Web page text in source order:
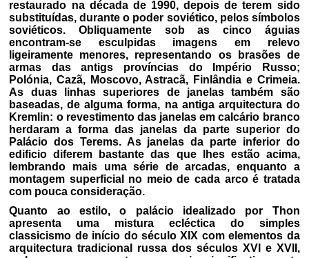
restaurado na década de 1990, depois de terem sido
substituídas, durante o poder soviético, pelos símbolos
soviéticos. Obliquamente sob as cinco águias
encontram-se esculpidas imagens em relevo
ligeiramente menores, representando os brasões de
armas das antigs províncias do Império Russo;
Polónia, Cazã, Moscovo, Astracã, Finlândia e Crimeia.
As duas linhas superiores de janelas também são
baseadas, de alguma forma, na antiga arquitectura do
Kremlin: o revestimento das janelas em calcário branco
herdaram a forma das janelas da parte superior do
Palácio dos Terems. As janelas da parte inferior do
edificio diferem bastante das que lhes estão acima,
lembrando mais uma série de arcadas, enquanto a
montagem superficial no meio de cada arco é tratada
com pouca consideração.
Quanto ao estilo, o palácio idealizado por Thon
apresenta uma mistura ecléctica do simples
classicismo de início do século XIX com elementos da
arquitectura tradicional russa dos séculos XVI e XVII,